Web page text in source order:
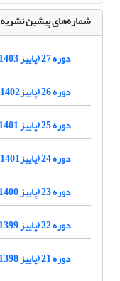
شماره‌های پیشین نشریه
دوره 27 (پاییز 1403- 1404)
دوره 26 (پاییز1402- 1403)
دوره 25 (پاییز 1401-1402)
دوره 24 (پاییز1401-1400)
دوره 23 (پاییز 1400-1399)
دوره 22 (پاییز 1399-1398)
دوره 21 (پاییز 1398-1397)